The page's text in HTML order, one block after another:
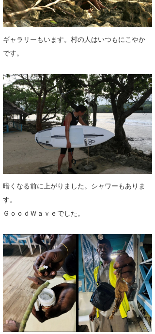
ギャラリーもいます。村の人はいつもにこやか
です。
暗くなる前に上がりました。シャワーもありま
す。
ＧｏｏｄＷａｖｅでした。